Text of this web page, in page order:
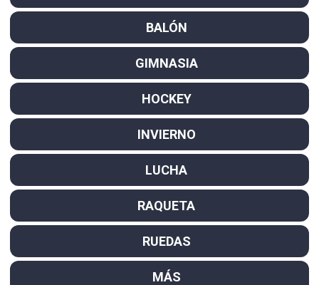
BALÓN
GIMNASIA
HOCKEY
INVIERNO
LUCHA
RAQUETA
RUEDAS
MÁS